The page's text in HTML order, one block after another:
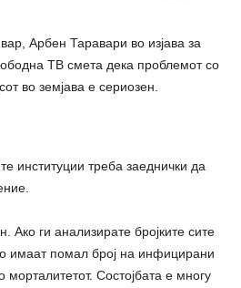
Арбен Таравари во изјава за
ТВ смета дека проблемот со
во земјава е сериозен.
институции треба заеднички да
Ако ги анализирате бројките сите
имаат помал број на инфицирани
морталитетот. Состојбата е многу